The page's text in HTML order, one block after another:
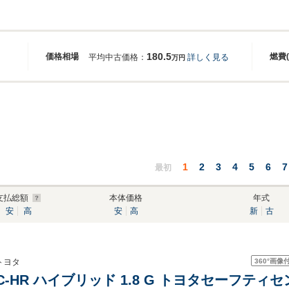
価格相場 燃費
平均中古価格： 180.5万円 詳しく見る
最初 1 2 3 4 5 6 7
払総額
安
高
本体価格
安
高
年式
新
古
360°画像
ヨタ
HR ハイブリッド 1.8 G トヨタセーフティ